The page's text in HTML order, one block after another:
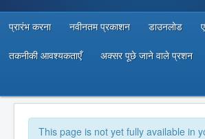
डेवलपर संसाधन
प्रारंभ करना नवीनतम प्रकाशन डाउनलोड
तकनीकी आवश्यकताएँ अक्सर पूछे जाने वाले प्रशन
This page is not yet fully available in